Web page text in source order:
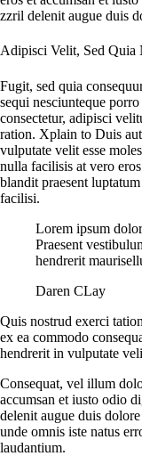
zzril delenit augue duis
Adipisci Velit, Sed Quia
Fugit, sed quia
sequi nesciunteque
consectetur, adipisci
ration. Xplain to Duis
vulputate velit esse
nulla facilisis at vero
blandit praesent
facilisi.
Lorem ipsum
Praesent
hendrerit
Daren CLay
Quis nostrud exerci
ex ea commodo
hendrerit in vulputate
Сonsequat, vel illum
accumsan et iusto odio
delenit augue duis
unde omnis iste natus
laudantium.